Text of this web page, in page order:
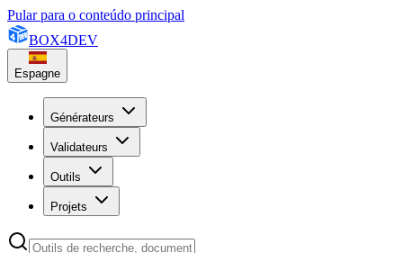
Pular para o conteúdo principal
BOX4DEV
Espagne
Générateurs
Validateurs
Outils
Projets